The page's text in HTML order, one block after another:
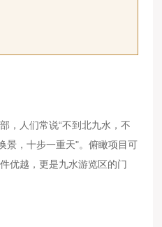
，人们常说“不到北九水，不
景，十步一重天"。俯瞰项目可
优越，更是九水游览区的门